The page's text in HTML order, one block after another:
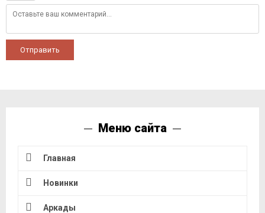
Отправить
Меню сайта
Главная
Новинки
Аркады